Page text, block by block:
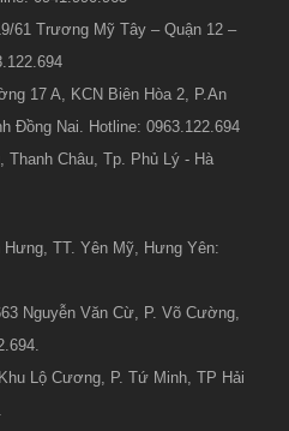
61 Trương Mỹ Tây – Quận 12 –
17 A, KCN Biên Hòa 2, P.An
Đồng Nai. Hotline: 0963.122.694
Thanh Châu, Tp. Phủ Lý - Hà
TT. Yên Mỹ, Hưng Yên:
Nguyễn Văn Cừ, P. Võ Cường,
Lộ Cương, P. Tứ Minh, TP Hải